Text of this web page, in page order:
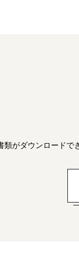
類がダウンロードで